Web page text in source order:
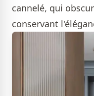
cannelé, qui
conservant